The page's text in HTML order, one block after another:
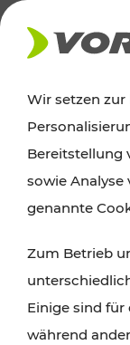
AKTUELLES
Wien,
Radtouren
Attraktionen
Angeboten
Wir setzen
Bereitstellung
sowie Analyse
genannte
Zum Betrieb
Einige sind für
während